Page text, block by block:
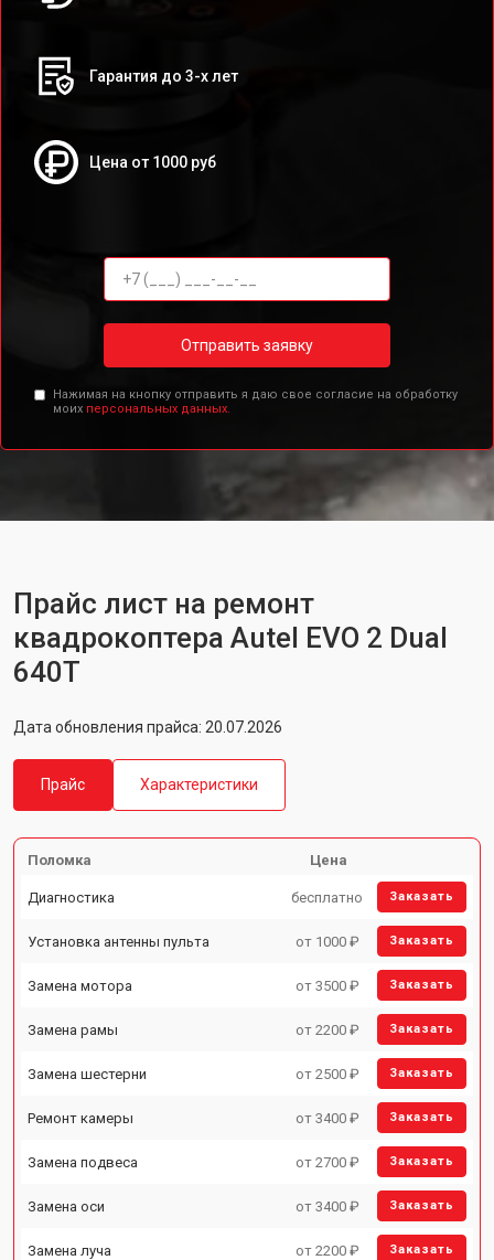
Гарантия до 3-х лет
Цена от 1000 руб
Отправить заявку
Нажимая на кнопку отправить я даю свое согласие на обработку
моих персональных данных.
Прайс лист на ремонт
квадрокоптера Autel EVO 2 Dual
640T
Дата обновления прайса: 20.07.2026
Прайс Характеристики
Поломка Цена
Диагностика бесплатно Заказать
Установка антенны пульта от 1000 ₽ Заказать
Замена мотора от 3500 ₽ Заказать
Замена рамы от 2200 ₽ Заказать
Замена шестерни от 2500 ₽ Заказать
Ремонт камеры от 3400 ₽ Заказать
Замена подвеса от 2700 ₽ Заказать
Замена оси от 3400 ₽ Заказать
Замена луча от 2200 ₽ Заказать